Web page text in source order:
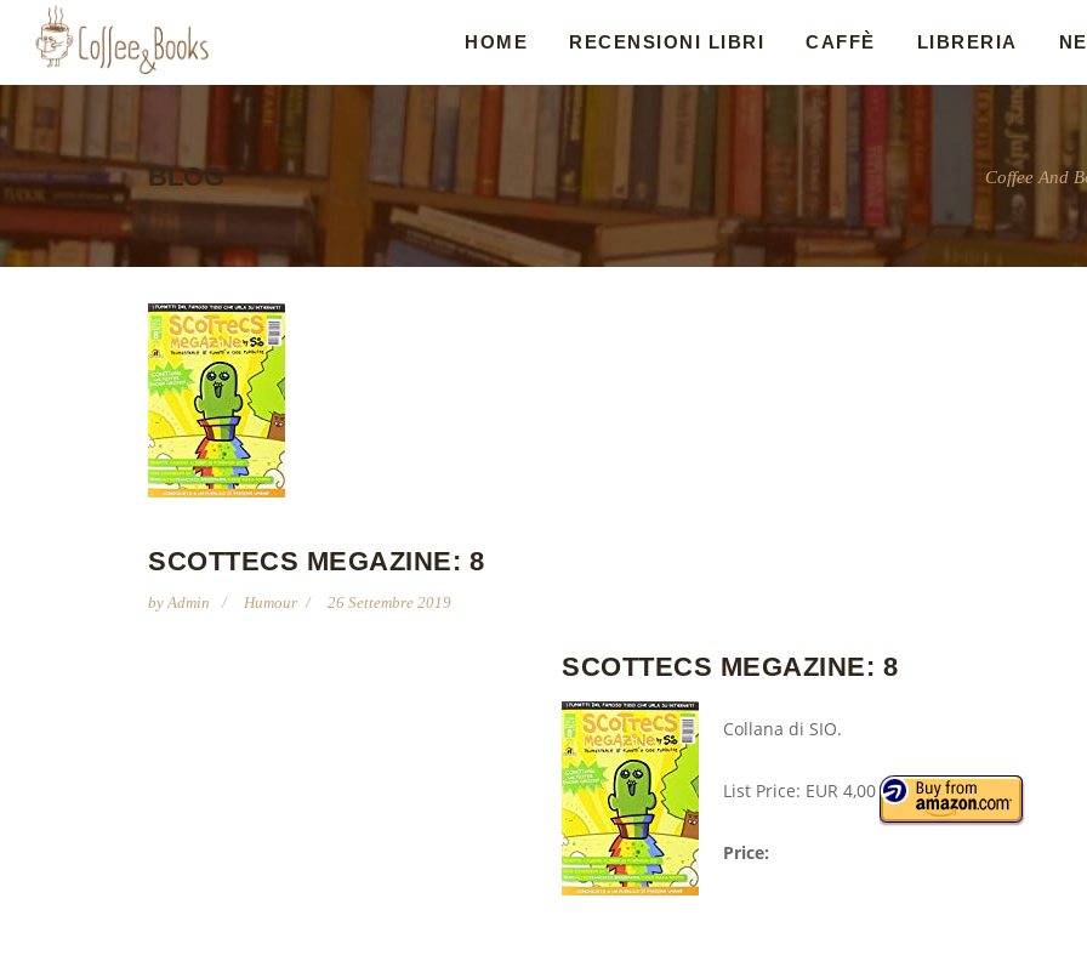
HOME RECENSIONI LIBRI CAFFÈ LIBRERIA
BLOG Coffee And
SCOTTECS MEGAZINE: 8
byAdmin Humour 26 Settembre 2019
SCOTTECS MEGAZINE: 8
Collana di SIO.
List Price: EUR 4,00
Price: